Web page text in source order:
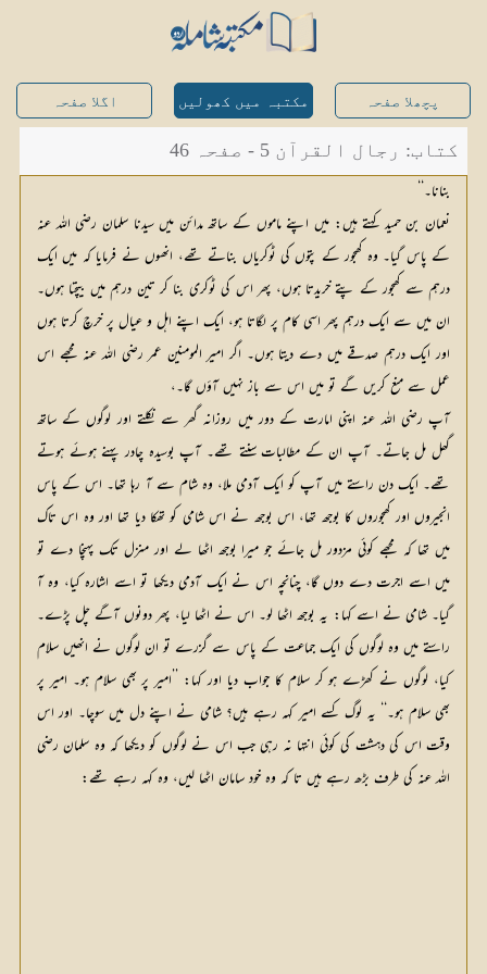
پچھلا صفحہ مکتبہ میں کھولیں اگلا صفحہ
کتاب: رجال القرآن 5 - صفحہ 46
بنانا۔‘‘
نعمان بن حمید کہتے ہیں: میں اپنے ماموں کے ساتھ مدائن میں سیدنا سلمان رضی اللہ عنہ
کے پاس گیا۔ وہ کھجور کے پتوں کی ٹوکریاں بناتے تھے، انھوں نے فرمایا کہ میں ایک
درہم سے کھجور کے پتے خریدتا ہوں، پھر اس کی ٹوکری بنا کر تین درہم میں بیچتا ہوں۔
ان میں سے ایک درہم پھر اسی کام پر لگاتا ہو، ایک اپنے اہل و عیال پر خرچ کرتا ہوں
اور ایک درہم صدقے میں دے دیتا ہوں۔ اگر امیر المومنین عمر رضی اللہ عنہ مجھے اس
عمل سے منع کریں گے تو میں اس سے باز نہیں آؤں گا۔،
آپ رضی اللہ عنہ اپنی امارت کے دور میں روزانہ گھر سے نکلتے اور لوگوں کے ساتھ
گھل مل جاتے۔ آپ ان کے مطالبات سنتے تھے۔ آپ بوسیدہ چادر پہنے ہوئے ہوتے
تھے۔ ایک دن راستے میں آپ کو ایک آدمی ملا، وہ شام سے آ رہا تھا۔ اس کے پاس
انجیروں اور کھجوروں کا بوجھ تھا، اس بوجھ نے اس شامی کو تھکا دیا تھا اور وہ اس تاک
میں تھا کہ مجھے کوئی مزدور مل جائے جو میرا بوجھ اٹھا لے اور منزل تک پہنچا دے تو
میں اسے اجرت دے دوں گا، چنانچہ اس نے ایک آدمی دیکھا تو اسے اشارہ کیا، وہ آ
گیا۔ شامی نے اسے کہا: یہ بوجھ اٹھا لو۔ اس نے اٹھا لیا، پھر دونوں آگے چل پڑے۔
راستے میں وہ لوگوں کی ایک جماعت کے پاس سے گزرے تو ان لوگوں نے انھیں سلام
کیا، لوگوں نے کھڑے ہو کر سلام کا جواب دیا اور کہا: ’’امیر پر بھی سلام ہو۔ امیر پر
بھی سلام ہو۔‘‘ یہ لوگ کسے امیر کہہ رہے ہیں؟ شامی نے اپنے دل میں سوچا۔ اور اس
وقت اس کی دہشت کی کوئی انتہا نہ رہی جب اس نے لوگوں کو دیکھا کہ وہ سلمان رضی
اللہ عنہ کی طرف بڑھ رہے ہیں تا کہ وہ خود سامان اٹھا لیں، وہ کہہ رہے تھے: